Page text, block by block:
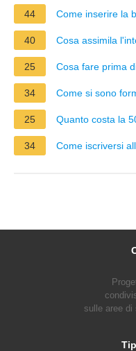
44 Come inserire la
40 Cosa assimila
25 Cosa fare prima
34 Come si sono
25 Quanto costa la
34 Come iscriversi
sulle aree di